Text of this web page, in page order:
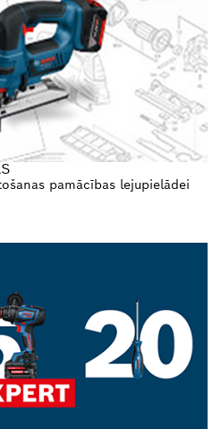
pamācības lejupielādei